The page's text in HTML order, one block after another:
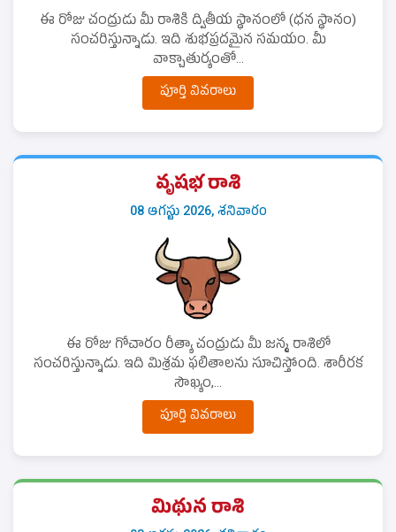
ఈ రోజు చంద్రుడు మీ రాశికి ద్వితీయ స్థానంలో (ధన స్థానం)
సంచరిస్తున్నాడు. ఇది శుభప్రదమైన సమయం. మీ
వాక్చాతుర్యంతో...
పూర్తి వివరాలు
వృషభ రాశి
08 ఆగస్టు 2026, శనివారం
ఈ రోజు గోచారం రీత్యా చంద్రుడు మీ జన్మ రాశిలో
సంచరిస్తున్నాడు. ఇది మిశ్రమ ఫలితాలను సూచిస్తోంది. శారీరక
సౌఖ్యం,...
పూర్తి వివరాలు
మిథున రాశి